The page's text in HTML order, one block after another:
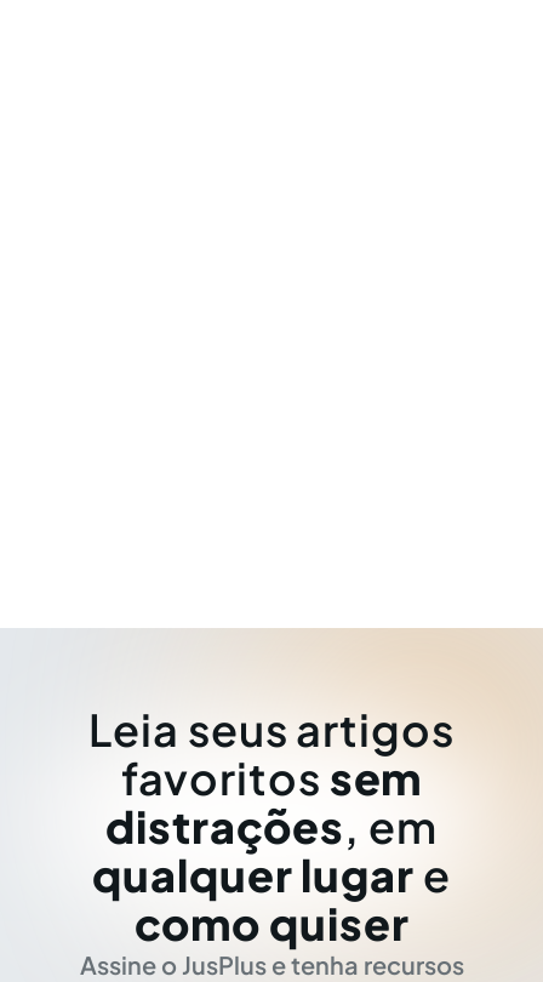
Leia seus artigos
favoritos sem
distrações, em
qualquer lugar e
como quiser
Assine o JusPlus e tenha recursos